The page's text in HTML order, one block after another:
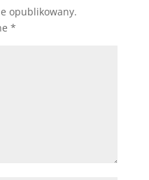
opublikowany.
*